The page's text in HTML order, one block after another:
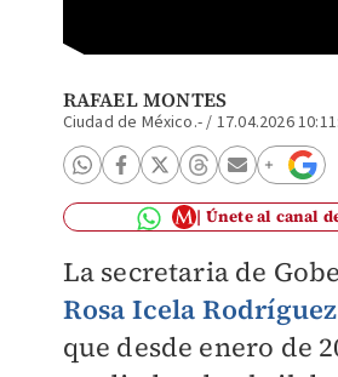
RAFAEL MONTES
Ciudad de México.-/ 17.04.2026
Únete al canal
La secretaria de
Rosa Icela Rodríguez
que desde enero de